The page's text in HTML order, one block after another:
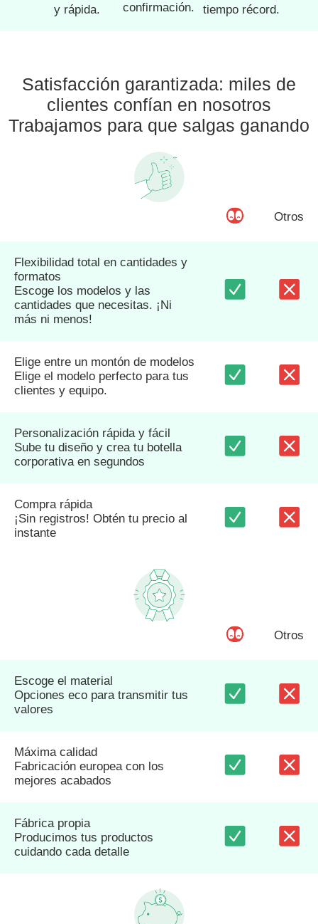
y rápida.
confirmación.
tiempo récord.
Satisfacción garantizada: miles de
clientes confían en nosotros
Trabajamos para que salgas ganando
Otros
Flexibilidad total en cantidades y
formatos
Escoge los modelos y las
cantidades que necesitas. ¡Ni
más ni menos!
Elige entre un montón de modelos
Elige el modelo perfecto para tus
clientes y equipo.
Personalización rápida y fácil
Sube tu diseño y crea tu botella
corporativa en segundos
Compra rápida
¡Sin registros! Obtén tu precio al
instante
Otros
Escoge el material
Opciones eco para transmitir tus
valores
Máxima calidad
Fabricación europea con los
mejores acabados
Fábrica propia
Producimos tus productos
cuidando cada detalle